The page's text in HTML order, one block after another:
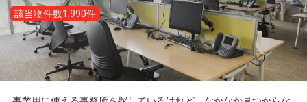
該当物件数1,990件